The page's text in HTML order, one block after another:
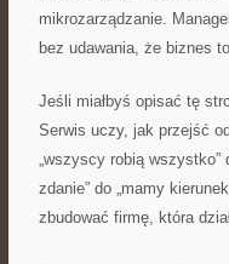
mikrozarządzanie.
bez udawania, że biznes
Jeśli miałbyś opisać tę
Serwis uczy, jak przejść
„wszyscy robią wszystko”
zdanie” do „mamy
zbudować firmę, która